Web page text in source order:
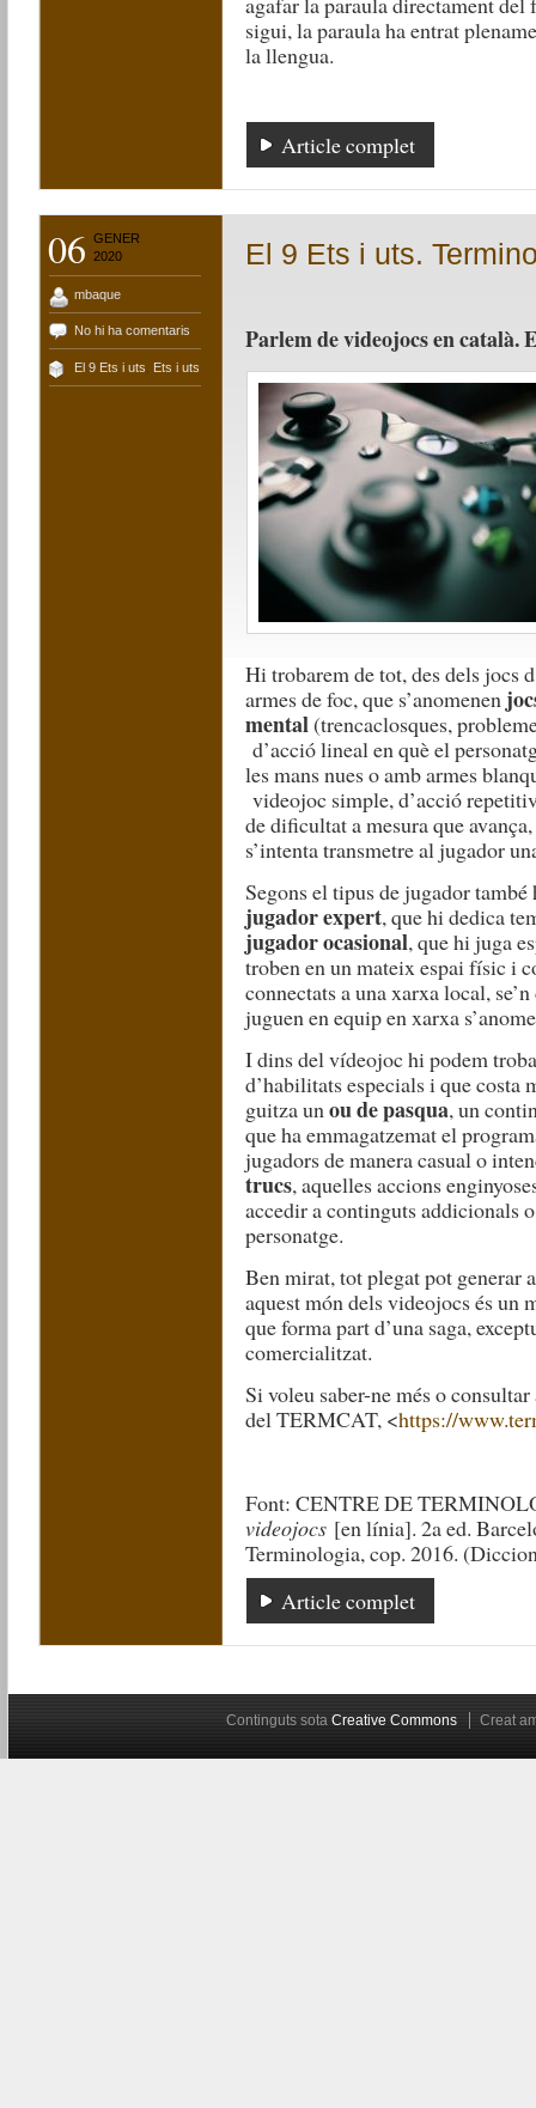
sigui, la paraula ha entrat
la llengua.
Article complet
06
GENER
2020
mbaque
No hi ha comentaris
El 9 Ets i uts Ets i uts
El 9 Ets i uts.
Parlem de videojocs en
Hi trobarem de tot, des dels jocs
armes de foc, que s’anomenen
mental (trencaclosques,
d’acció lineal en què el
les mans nues o amb armes
videojoc simple, d’acció
de dificultat a mesura que
s’intenta transmetre al jugador
Segons el tipus de jugador
jugador expert, que hi dedica
jugador ocasional, que hi juga
troben en un mateix espai físic i
connectats a una xarxa local,
juguen en equip en xarxa
I dins del vídeojoc hi podem
d’habilitats especials i que costa
guitza unou de pasqua, un
que ha emmagatzemat el
jugadors de manera casual o
trucs, aquelles accions
accedir a continguts addicionals
personatge.
Ben mirat, tot plegat pot
aquest món dels videojocs és
que forma part d’una saga,
comercialitzat.
Si voleu saber-ne més o
del TERMCAT, <https://
Font: CENTRE DE
videojocs [en línia]. 2a ed.
Terminologia, cop. 2016.
Article complet
Continguts sotaCreative Commons Creat